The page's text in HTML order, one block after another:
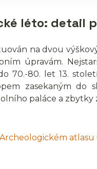
léto: detail
na dvou
úpravám.
70.-80. let 13.
zasekaným do
paláce a zbytky
atlasu